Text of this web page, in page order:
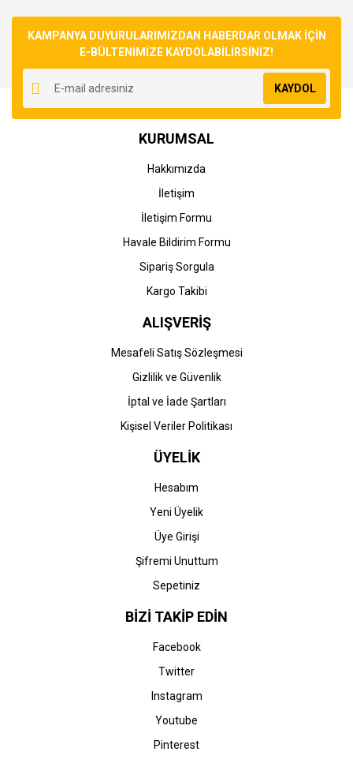
Yorum Yaz
kullanarak tarafımıza iletebilirsiniz.
Görüş ve önerileriniz için teşekkür ederiz.
Ürün resmi kalitesiz, bozuk veya görüntülenemiyor.
Ürün açıklamasında eksik bilgiler bulunuyor.
Ürün bilgilerinde hatalar bulunuyor.
Ürün fiyatı diğer sitelerden daha pahalı.
Gönder
KAMPANYA DUYURULARIMIZDAN HABERDAR OLMAK İÇİN
E-BÜLTENİMİZE KAYDOLABİLİRSİNİZ!
KAYDOL
KURUMSAL
Hakkımızda
İletişim
İletişim Formu
Havale Bildirim Formu
Sipariş Sorgula
Kargo Takibi
ALIŞVERİŞ
Mesafeli Satış Sözleşmesi
Gizlilik ve Güvenlik
İptal ve İade Şartları
Kişisel Veriler Politikası
ÜYELİK
Hesabım
Yeni Üyelik
Üye Girişi
Şifremi Unuttum
Sepetiniz
BİZİ TAKİP EDİN
Facebook
Twitter
Instagram
Youtube
Pinterest